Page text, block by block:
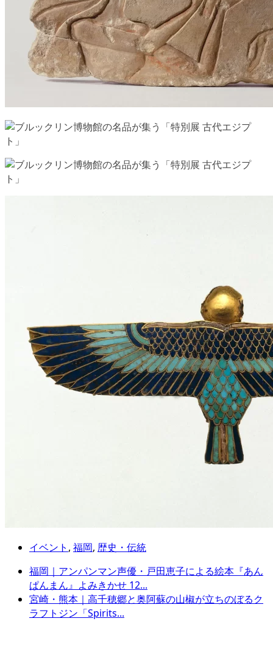
イベント , 福岡, 歴史・伝統
福岡｜アンパンマン声優・戸田恵子による絵本『あん
ぱんまん』よみきかせ 12...
宮崎・熊本｜高千穂郷と奥阿蘇の山椒が立ちのぼるク
ラフトジン「Spirits...